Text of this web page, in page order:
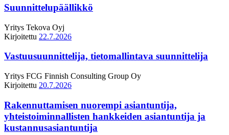
Suunnittelupäällikkö
Yritys Tekova Oyj
Kirjoitettu 22.7.2026
Vastuusuunnittelija, tietomallintava suunnittelija
Yritys FCG Finnish Consulting Group Oy
Kirjoitettu 20.7.2026
Rakennuttamisen nuorempi asiantuntija,
yhteistoiminnallisten hankkeiden asiantuntija ja
kustannusasiantuntija